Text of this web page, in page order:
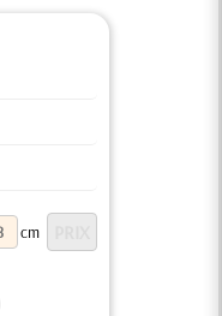
cm